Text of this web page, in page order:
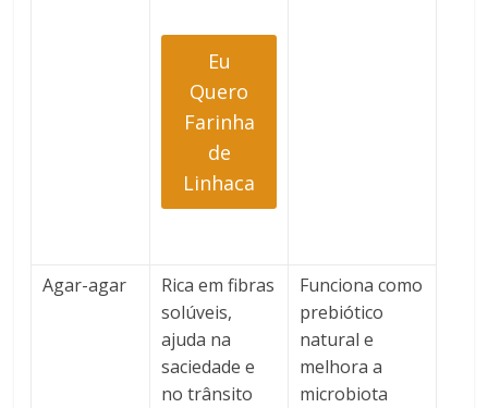
Eu
Quero
Farinha
de
Linhaca
Agar-agar Rica em fibras
solúveis,
ajuda na
saciedade e
no trânsito
Funciona como
prebiótico
natural e
melhora a
microbiota